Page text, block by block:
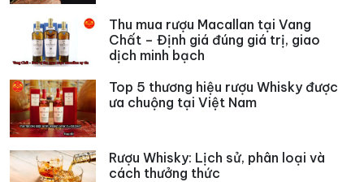
Thu mua rượu Macallan tại Vang
Chất – Định giá đúng giá trị, giao
dịch minh bạch
Top 5 thương hiệu rượu Whisky được
ưa chuộng tại Việt Nam
Rượu Whisky: Lịch sử, phân loại và
cách thưởng thức